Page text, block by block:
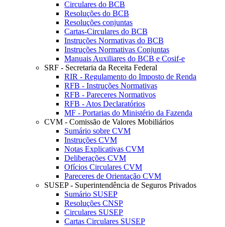
Circulares do BCB
Resoluções do BCB
Resoluções conjuntas
Cartas-Circulares do BCB
Instruções Normativas do BCB
Instruções Normativas Conjuntas
Manuais Auxiliares do BCB e Cosif-e
SRF - Secretaria da Receita Federal
RIR - Regulamento do Imposto de Renda
RFB - Instruções Normativas
RFB - Pareceres Normativos
RFB - Atos Declaratórios
MF - Portarias do Ministério da Fazenda
CVM - Comissão de Valores Mobiliários
Sumário sobre CVM
Instruções CVM
Notas Explicativas CVM
Deliberações CVM
Ofícios Circulares CVM
Pareceres de Orientação CVM
SUSEP - Superintendência de Seguros Privados
Sumário SUSEP
Resoluções CNSP
Circulares SUSEP
Cartas Circulares SUSEP